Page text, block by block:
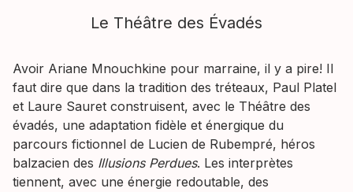
Le Théâtre des Évadés
Avoir Ariane Mnouchkine pour marraine, il y a pire! Il
faut dire que dans la tradition des tréteaux, Paul Platel
et Laure Sauret construisent, avec le Théâtre des
évadés, une adaptation fidèle et énergique du
parcours fictionnel de Lucien de Rubempré, héros
balzacien des Illusions Perdues. Les interprètes
tiennent, avec une énergie redoutable, des